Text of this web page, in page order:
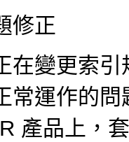
修正
在變更索
常運作的
產品上，